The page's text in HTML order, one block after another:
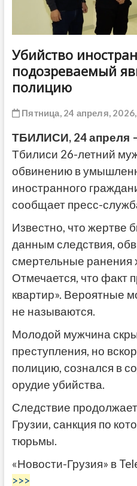
Убийство
подозреваемый
полицию
Пятница, 24 апреля,
ТБИЛИСИ, 24 апреля
Тбилиси 26-летний
обвинению в
иностранного
сообщает пресс-
Известно, что жертве
данным следствия,
смертельные
Отмечается, что факт
квартир». Вероятные
не называются.
Молодой мужчина
преступления, но
полицию, сознался в
орудие убийства.
Следствие
Грузии, санкция по
тюрьмы.
«Новости-Грузия» в
>>>